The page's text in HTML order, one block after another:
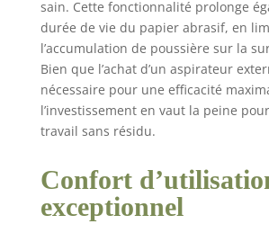
auto-
150mm &
protection,
transport
fourche
4.3m de
pas traîner
sain. Cette fonctionnalité prolonge
durée de vie du papier abrasif, en
l’accumulation de poussière sur la
Bien que l’achat d’un aspirateur
nécessaire pour une efficacité
l’investissement en vaut la peine
travail sans résidu.
Confort
exceptionnel